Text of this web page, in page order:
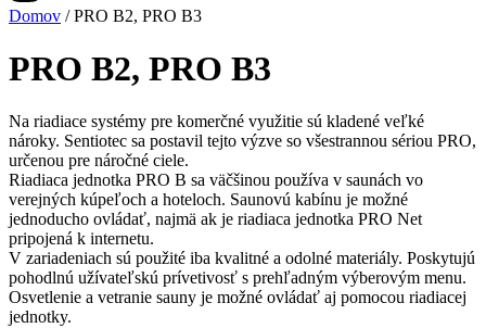
Domov / PRO B2, PRO B3
PRO B2, PRO B3
Na riadiace systémy pre komerčné využitie sú kladené veľké
nároky. Sentiotec sa postavil tejto výzve so všestrannou sériou PRO,
určenou pre náročné ciele.
Riadiaca jednotka PRO B sa väčšinou používa v saunách vo
verejných kúpeľoch a hoteloch. Saunovú kabínu je možné
jednoducho ovládať, najmä ak je riadiaca jednotka PRO Net
pripojená k internetu.
V zariadeniach sú použité iba kvalitné a odolné materiály. Poskytujú
pohodlnú užívateľskú prívetivosť s prehľadným výberovým menu.
Osvetlenie a vetranie sauny je možné ovládať aj pomocou riadiacej
jednotky.